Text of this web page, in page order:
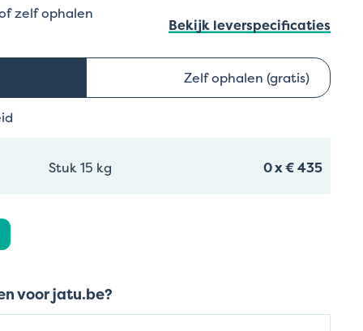
zelf ophalen
Bekijk leverspecificaties
Zelf ophalen (gratis)
Stuk 15 kg 0x€ 435
voor jatu.be?